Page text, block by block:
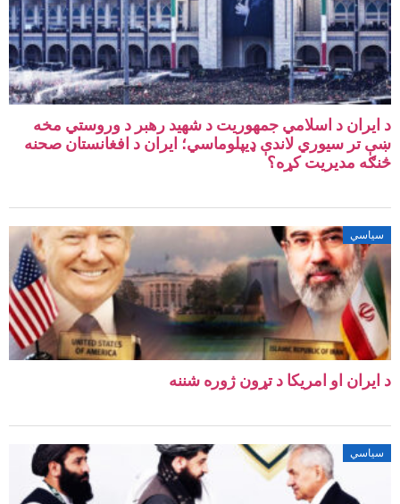
د ایران د اسلامي جمهوریت د شهید رهبر د وروستي مخه
ښې تر سیوري لاندې ډیپلوماسي؛ ایران د افغانستان صحنه
څنګه مدیریت کړه؟
سیاسي
د ایران او امریکا د تړون ژوره شننه
سیاسي